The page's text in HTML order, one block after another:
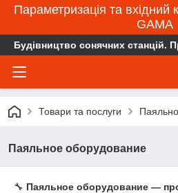
Параметризація та вхідний
GAMA
Будівництво сонячних станцій.
Товари та послуги
Паяльное оборудование
🔧 Паяльное оборудование —